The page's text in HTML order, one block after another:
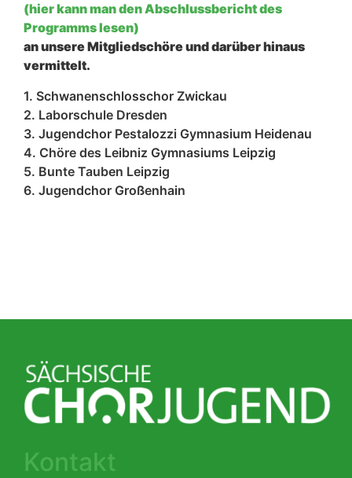
(hier kann man den Abschlussbericht des
Programms lesen)
an unsere Mitgliedschöre und darüber hinaus
vermittelt.
1. Schwanenschlosschor Zwickau
2. Laborschule Dresden
3. Jugendchor Pestalozzi Gymnasium Heidenau
4. Chöre des Leibniz Gymnasiums Leipzig
5. Bunte Tauben Leipzig
6. Jugendchor Großenhain
Kontakt